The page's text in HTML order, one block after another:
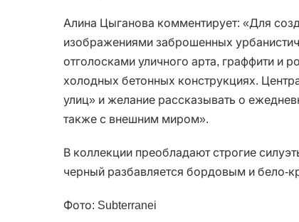
Алина Цыганова комментирует: «Для
изображениями заброшенных
отголосками уличного арта, граффити и
холодных бетонных конструкциях.
улиц» и желание рассказывать о
также с внешним миром».
В коллекции преобладают строгие
черный разбавляется бордовым и бело-
Фото: Subterranei